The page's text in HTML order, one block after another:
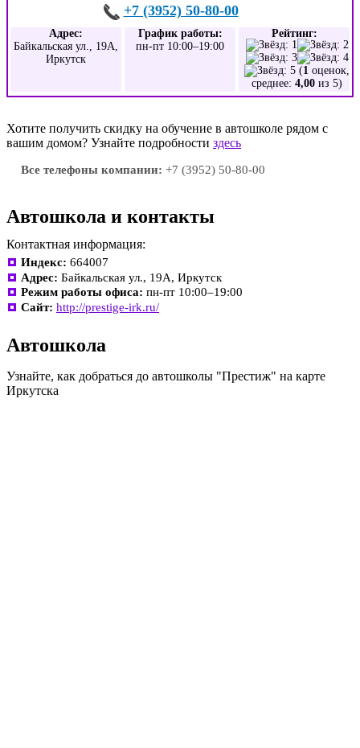
+7 (3952) 50-80-00
Адрес:
Байкальская ул., 19А,
Иркутск
График работы:
пн-пт 10:00–19:00
Рейтинг:
(1 оценок,
среднее: 4,00 из 5)
Хотите получить скидку на обучение в автошколе рядом с
вашим домом? Узнайте подробности здесь
Все телефоны компании: +7 (3952) 50-80-00
Автошкола и контакты
Контактная информация:
Индекс: 664007
Адрес: Байкальская ул., 19А, Иркутск
Режим работы офиса: пн-пт 10:00–19:00
Сайт: http://prestige-irk.ru/
Автошкола
Узнайте, как добраться до автошколы "Престиж" на карте
Иркутска